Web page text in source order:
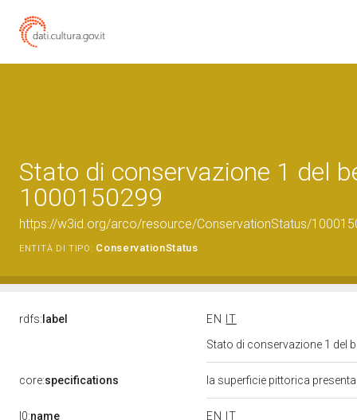
Stato di conservazione 1 del
1000150299
https://w3id.org/arco/resource/ConservationStatus/
ENTITÀ DI TIPO: ConservationStatus
rdfs: label EN
IT
Stato di conservazione 1 del
core:specifications la superficie pittorica
l0:name EN
IT